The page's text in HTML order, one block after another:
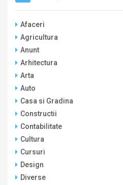
Afaceri
Agricultura
Anunt
Arhitectura
Arta
Auto
Casa si Gradina
Constructii
Contabilitate
Cultura
Cursuri
Design
Diverse